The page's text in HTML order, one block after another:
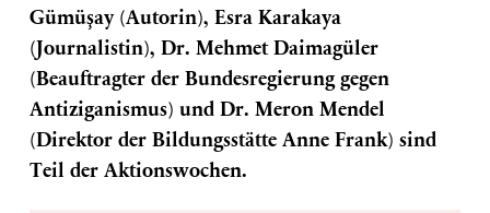
Gümüşay (Autorin), Esra Karakaya
(Journalistin), Dr. Mehmet Daimagüler
(Beauftragter der Bundesregierung gegen
Antiziganismus) und Dr. Meron Mendel
(Direktor der Bildungsstätte Anne Frank) sind
Teil der Aktionswochen.